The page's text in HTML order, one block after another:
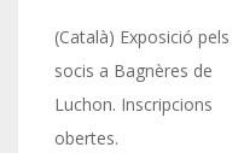
Post
navigation
(Català) Exposició pels
socis a Bagnères de
Luchon. Inscripcions
obertes.